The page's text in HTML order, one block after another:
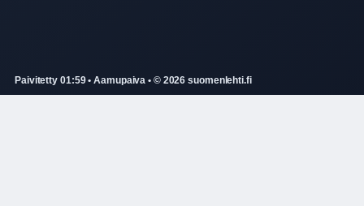
Paivitetty 01:59 • Aamupaiva • © 2026 suomenlehti.fi